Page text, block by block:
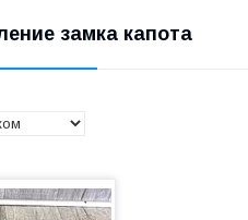
замка капота